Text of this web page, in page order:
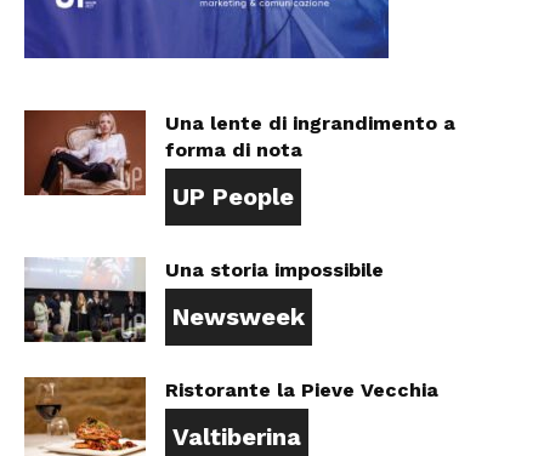
Una lente di ingrandimento a
forma di nota
UP People
Una storia impossibile
Newsweek
Ristorante la Pieve Vecchia
Valtiberina